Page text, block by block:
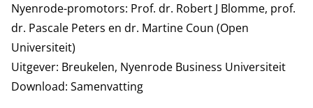
Nyenrode-promotors: Prof. dr. Robert J Blomme, prof.
dr. Pascale Peters en dr. Martine Coun (Open
Universiteit)
Uitgever: Breukelen, Nyenrode Business Universiteit
Download: Samenvatting